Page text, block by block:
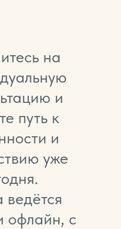
на
и
путь к
и
уже
ведётся
офлайн, с